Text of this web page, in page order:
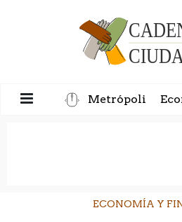
Metrópoli
ECONOMÍA Y